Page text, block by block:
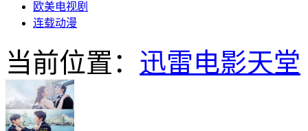
欧美电视剧
连载动漫
当前位置： 迅雷电影天堂